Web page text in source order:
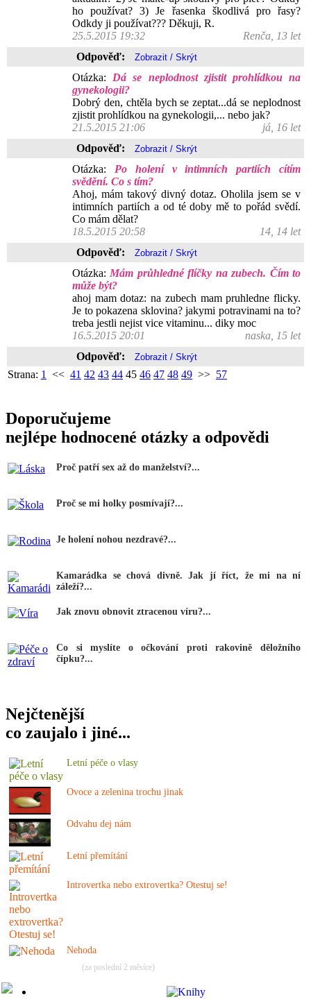
ho používat? 3) Je řasenka škodlivá pro řasy?
Odkdy ji používat??? Děkuji, R.
25.5.2015 19:32
Renča, 13 let
Odpověď:
Otázka: Dá se neplodnost zjistit prohlídkou na
gynekologii?
Dobrý den, chtěla bych se zeptat...dá se neplodnost
zjistit prohlídkou na gynekologii,... nebo jak?
21.5.2015 21:06
já, 16 let
Odpověď:
Otázka: Po holení v intimních partiích cítím
svědění. Co s tím?
Ahoj, mám takový divný dotaz. Oholila jsem se v
intimních partiích a od té doby mě to pořád svědí.
Co mám dělat?
18.5.2015 20:58
14, 14 let
Odpověď:
Otázka: Mám průhledné flíčky na zubech. Čím to
může být?
ahoj mam dotaz: na zubech mam pruhledne flicky.
Je to pokazena sklovina? jakymi potravinami na to?
treba jestli nejist vice vitaminu... diky moc
16.5.2015 20:01
naska, 15 let
Odpověď:
Strana: 1 << 41 42 43 44 45 46 47 48 49 >> 57
Doporučujeme
nejlépe hodnocené otázky a odpovědi
Proč patří sex až do manželství?...
Proč se mi holky posmívají?...
Je holení nohou nezdravé?...
Kamarádka se chová divně. Jak jí říct, že mi na ní
záleží?...
Jak znovu obnovit ztracenou víru?...
Co si myslíte o očkování proti rakovině děložního
čípku?...
Nejčtenější
co zaujalo i jiné...
Letní péče o vlasy
Ovoce a zelenina trochu jinak
Odvahu dej nám
Letní přemítání
Introvertka nebo extrovertka? Otestuj se!
Nehoda
(za poslední 2 měsíce)